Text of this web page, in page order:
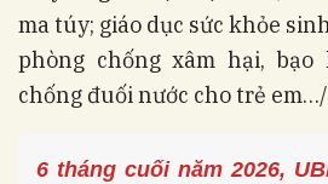
ma túy; giáo dục sức khỏe
phòng chống xâm hại,
chống đuối nước cho trẻ
6 tháng cuối năm 2026,